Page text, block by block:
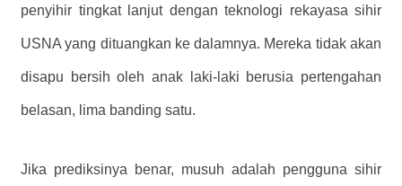
penyihir tingkat lanjut dengan teknologi rekayasa sihir
USNA yang dituangkan ke dalamnya. Mereka tidak akan
disapu bersih oleh anak laki-laki berusia pertengahan
belasan, lima banding satu.
Jika prediksinya benar, musuh adalah pengguna sihir